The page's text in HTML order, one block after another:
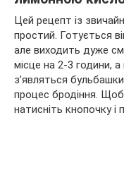
Цей рецепт із
простий. Готується
але виходить дуже
місце на 2-3 години,
з’являться
процес бродіння.
натисніть кнопочку і